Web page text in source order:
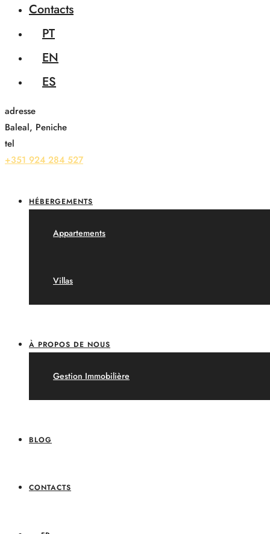
Contacts
PT
EN
ES
adresse
Baleal, Peniche
tel
+351 924 284 527
HÉBERGEMENTS
Appartements
Villas
À PROPOS DE NOUS
Gestion Immobilière
BLOG
CONTACTS